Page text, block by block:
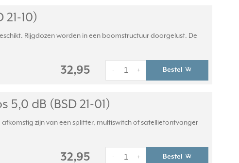
10)
Rijgdozen worden in een boomstructuur doorgelust. De
32,95 +
- Bestel
5,0 dB (BSD 21-01)
zijn van een splitter, multiswitch of satellietontvanger
32,95 +
- Bestel